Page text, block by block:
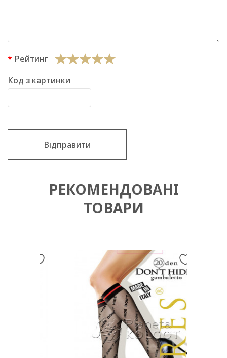
Рейтинг
Код з картинки
Відправити
РЕКОМЕНДОВАНІ
ТОВАРИ